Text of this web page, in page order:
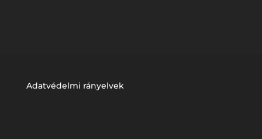
Adatvédelmi rányelvek